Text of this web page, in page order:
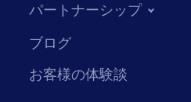
パートナーシップ
ブログ
お客様の体験談